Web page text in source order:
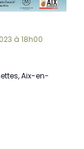
à 18h00
Aix-en-